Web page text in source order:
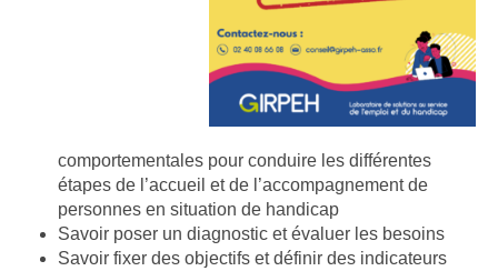
comportementales pour conduire les différentes
étapes de l’accueil et de l’accompagnement de
personnes en situation de handicap
Savoir poser un diagnostic et évaluer les besoins
Savoir fixer des objectifs et définir des indicateurs